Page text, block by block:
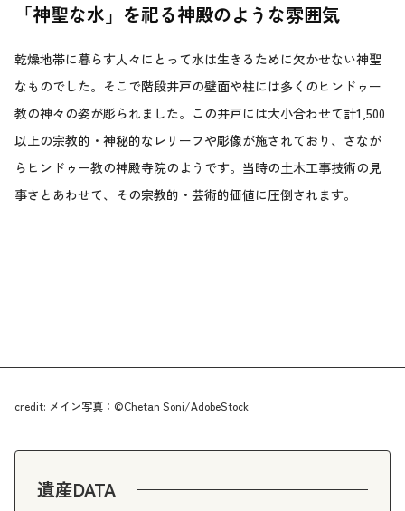
「神聖な水」を祀る神殿のような雰囲気
乾燥地帯に暮らす人々にとって水は生きるために欠かせない神聖
なものでした。そこで階段井戸の壁面や柱には多くのヒンドゥー
教の神々の姿が彫られました。この井戸には大小合わせて計1,500
以上の宗教的・神秘的なレリーフや彫像が施されており、さなが
らヒンドゥー教の神殿寺院のようです。当時の土木工事技術の見
事さとあわせて、その宗教的・芸術的価値に圧倒されます。
credit: メイン写真：©Chetan Soni/AdobeStock
遺産DATA